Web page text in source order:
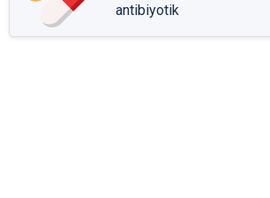
antibiyotik